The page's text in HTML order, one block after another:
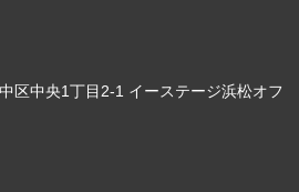
区中央1丁目2-1 イーステージ浜松オフ